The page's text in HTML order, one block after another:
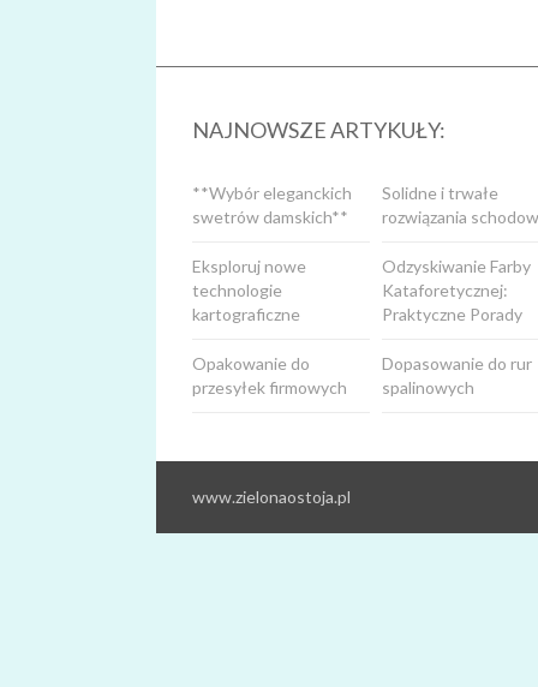
NAJNOWSZE ARTYKUŁY:
Solidne i trwałe
rozwiązania
**Wybór eleganckich
swetrów damskich**
Odzyskiwanie Farby
Kataforetycznej:
Praktyczne Porady
Eksploruj nowe
technologie
kartograficzne
Dopasowanie do rur
spalinowych
Opakowanie do
przesyłek firmowych
www.zielonaostoja.pl